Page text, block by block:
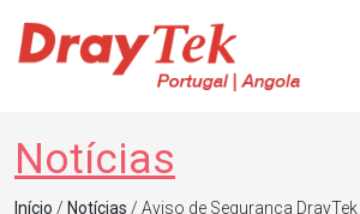
Navegação principal
Notícias
Início / Notícias / Aviso de Segurança